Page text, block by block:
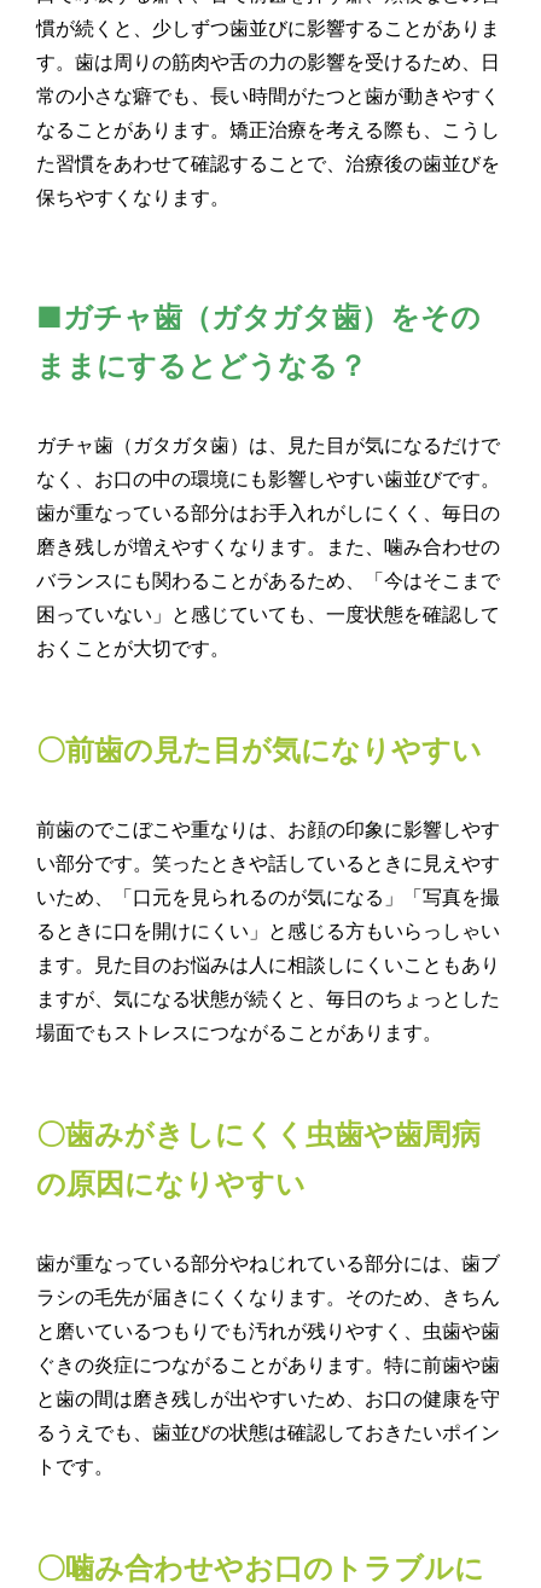
慣が続くと、少しずつ歯並びに影響することがありま
す。歯は周りの筋肉や舌の力の影響を受けるため、日
常の小さな癖でも、長い時間がたつと歯が動きやすく
なることがあります。矯正治療を考える際も、こうし
た習慣をあわせて確認することで、治療後の歯並びを
保ちやすくなります。
■ガチャ歯（ガタガタ歯）をその
ままにするとどうなる？
ガチャ歯（ガタガタ歯）は、見た目が気になるだけで
なく、お口の中の環境にも影響しやすい歯並びです。
歯が重なっている部分はお手入れがしにくく、毎日の
磨き残しが増えやすくなります。また、噛み合わせの
バランスにも関わることがあるため、「今はそこまで
困っていない」と感じていても、一度状態を確認して
おくことが大切です。
〇前歯の見た目が気になりやすい
前歯のでこぼこや重なりは、お顔の印象に影響しやす
い部分です。笑ったときや話しているときに見えやす
いため、「口元を見られるのが気になる」「写真を撮
るときに口を開けにくい」と感じる方もいらっしゃい
ます。見た目のお悩みは人に相談しにくいこともあり
ますが、気になる状態が続くと、毎日のちょっとした
場面でもストレスにつながることがあります。
〇歯みがきしにくく虫歯や歯周病
の原因になりやすい
歯が重なっている部分やねじれている部分には、歯ブ
ラシの毛先が届きにくくなります。そのため、きちん
と磨いているつもりでも汚れが残りやすく、虫歯や歯
ぐきの炎症につながることがあります。特に前歯や歯
と歯の間は磨き残しが出やすいため、お口の健康を守
るうえでも、歯並びの状態は確認しておきたいポイン
トです。
〇噛み合わせやお口のトラブルに